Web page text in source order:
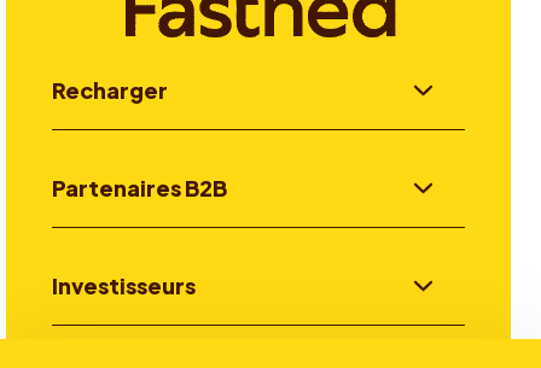
Recharger
Partenaires B2B
Investisseurs